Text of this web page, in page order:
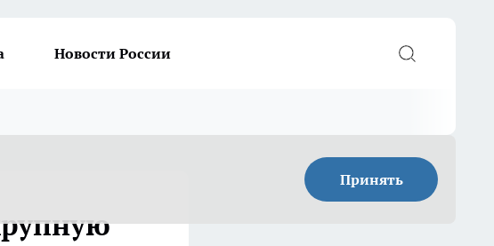
Новости России
Принять